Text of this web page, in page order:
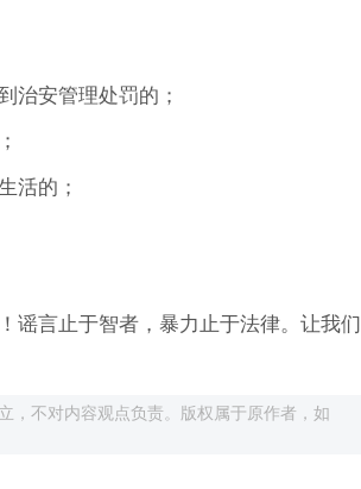
治安管理处罚的；
活的；
谣言止于智者，暴力止于法律。让我们
，不对内容观点负责。版权属于原作者，如